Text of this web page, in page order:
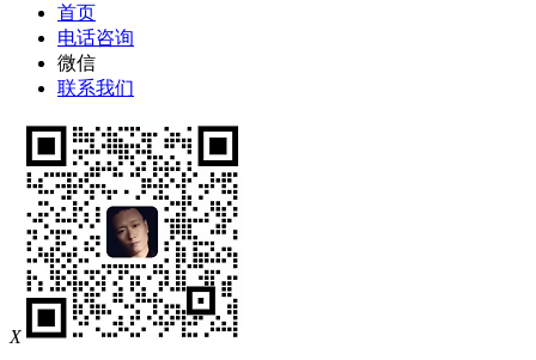
首页
电话咨询
微信
联系我们
X